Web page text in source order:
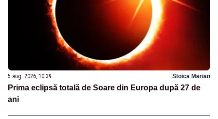
5 aug. 2026, 10:39 Stoica Marian
Prima eclipsă totală de Soare din Europa după 27 de
ani